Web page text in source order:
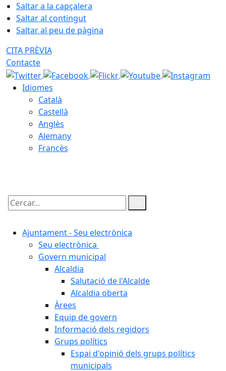
Saltar a la capçalera
Saltar al contingut
Saltar al peu de pàgina
CITA PRÈVIA
Contacte
Idiomes
Català
Castellà
Anglès
Alemany
Francès
Cercar:
Ajuntament - Seu electrònica
Seu electrònica
Govern municipal
Alcaldia
Salutació de l'Alcalde
Alcaldia oberta
Àrees
Equip de govern
Informació dels regidors
Grups polítics
Espai d'opinió dels grups polítics
municipals